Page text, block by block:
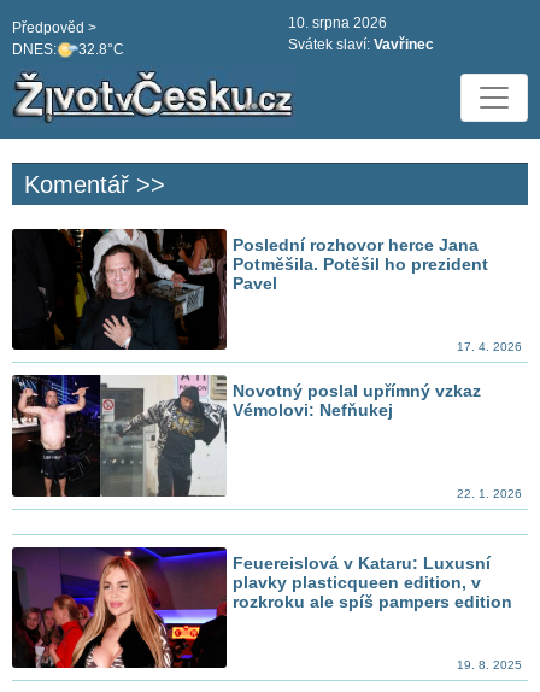
DNES: 32.8°C
Předpověd >
10. srpna 2026
Svátek slaví: Vavřinec
Komentář >>
Poslední rozhovor herce Jana
Potměšila. Potěšil ho prezident
Pavel
17. 4. 2026
Novotný poslal upřímný vzkaz
Vémolovi: Nefňukej
22. 1. 2026
Feuereislová v Kataru: Luxusní
plavky plasticqueen edition, v
rozkroku ale spíš pampers edition
19. 8. 2025